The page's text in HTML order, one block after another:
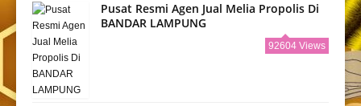
Pusat Resmi Agen Jual Melia Propolis Di
BANDAR LAMPUNG
92604 Views